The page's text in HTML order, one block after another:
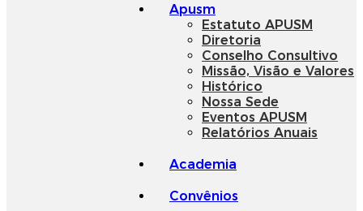
Apusm
Estatuto APUSM
Diretoria
Conselho Consultivo
Missão, Visão e Valores
Histórico
Nossa Sede
Eventos APUSM
Relatórios Anuais
Academia
Convênios